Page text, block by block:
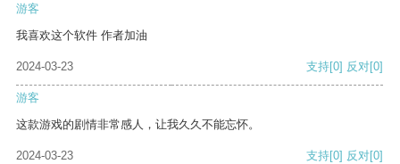
游客
我喜欢这个软件 作者加油
2024-03-23 支持[0] 反对[0]
游客
这款游戏的剧情非常感人，让我久久不能忘怀。
2024-03-23 支持[0] 反对[0]